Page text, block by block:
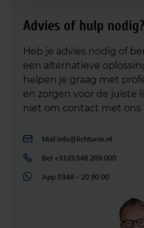
Advies of hulp nodig?
Heb je advies nodig of
een alternatieve
helpen je graag met
en zorgen voor de juiste
niet om contact met ons
Mail info@lichtunie.nl
Bel +31(0)348 209 000
App 0348 – 20 90 00